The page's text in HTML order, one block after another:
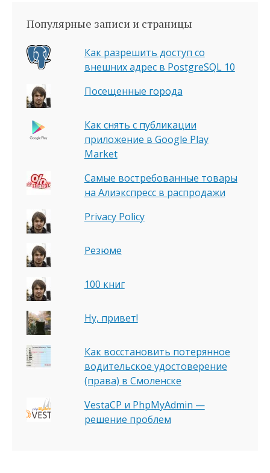
Популярные записи и страницы
Как разрешить доступ со
внешних адрес в PostgreSQL 10
Посещенные города
Как снять с публикации
приложение в Google Play
Market
Самые востребованные товары
на Алиэкспресс в распродажи
Privacy Policy
Резюме
100 книг
Ну, привет!
Как восстановить потерянное
водительское удостоверение
(права) в Смоленске
VestaCP и PhpMyAdmin —
решение проблем